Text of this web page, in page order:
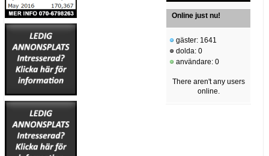
Online just nu!
gäster: 1641
dolda: 0
användare: 0
There aren't any users
online.